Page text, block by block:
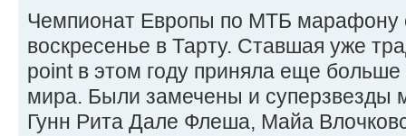
Чемпионат Европы по МТБ марафону
воскресенье в Тарту. Ставшая уже
point в этом году приняла еще больше
мира. Были замечены и суперзвезды
Гунн Рита Дале Флеша, Майа